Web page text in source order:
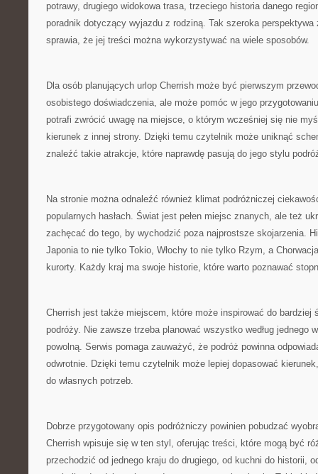
potrawy, drugiego widokowa trasa, trzeciego historia danego
poradnik dotyczący wyjazdu z rodziną. Tak szeroka
sprawia, że jej treści można wykorzystywać na wiele sposobów.
Dla osób planujących urlop Cherrish może być pierwszym
osobistego doświadczenia, ale może pomóc w jego
potrafi zwrócić uwagę na miejsce, o którym wcześniej się nie
kierunek z innej strony. Dzięki temu czytelnik może uniknąć
znaleźć takie atrakcje, które naprawdę pasują do jego stylu
Na stronie można odnaleźć również klimat podróżniczej
popularnych hasłach. Świat jest pełen miejsc znanych, ale też
zachęcać do tego, by wychodzić poza najprostsze skojarzenia.
Japonia to nie tylko Tokio, Włochy to nie tylko Rzym, a
kurorty. Każdy kraj ma swoje historie, które warto poznawać
Cherrish jest także miejscem, które może inspirować do bardziej
podróży. Nie zawsze trzeba planować wszystko według jednego
powolną. Serwis pomaga zauważyć, że podróż powinna
odwrotnie. Dzięki temu czytelnik może lepiej dopasować
do własnych potrzeb.
Dobrze przygotowany opis podróżniczy powinien pobudzać
Cherrish wpisuje się w ten styl, oferując treści, które mogą być
przechodzić od jednego kraju do drugiego, od kuchni do historii,